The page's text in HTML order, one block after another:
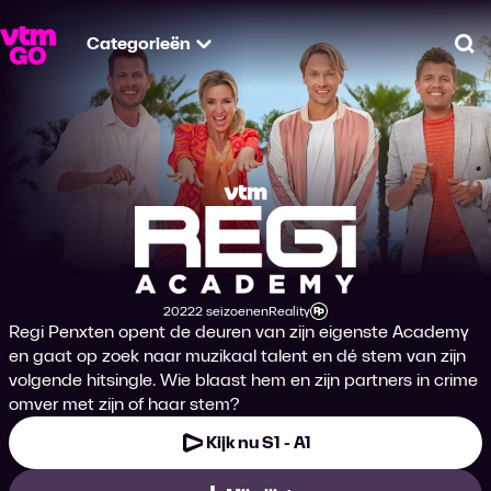
Categorieën
Regi Academy
Productiejaar
20222 seizoenen
Genre
Reality
Leeftijdsclassificatie
Regi Penxten opent de deuren van zijn eigenste Academy
en gaat op zoek naar muzikaal talent en dé stem van zijn
volgende hitsingle. Wie blaast hem en zijn partners in crime
omver met zijn of haar stem?
Kijk nu S1 - A1